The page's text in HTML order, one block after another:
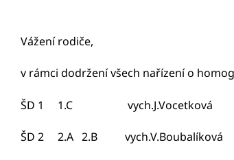
Vážení rodiče,
v rámci dodržení všech nařízení o
ŠD 1 1.C vych.J.Vocetková
ŠD 2 2.A 2.B